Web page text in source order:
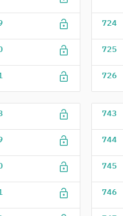
lock_open
lock_open
lock_open
724
725
726
lock_open
lock_open
lock_open
lock_open
743
744
745
746